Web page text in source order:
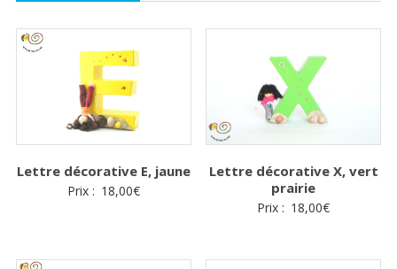
Lettre décorative E, jaune
Prix : 18,00€
Lettre décorative X, vert
prairie
Prix : 18,00€